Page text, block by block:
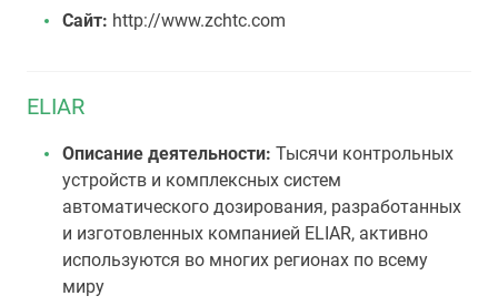
Сайт: http://www.zchtc.com
ELIAR
Описание деятельности: Тысячи контрольных
устройств и комплексных систем
автоматического дозирования, разработанных
и изготовленных компанией ELIAR, активно
используются во многих регионах по всему
миру